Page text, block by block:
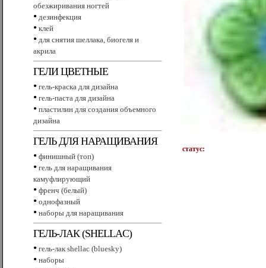
обезжиривания ногтей
• дезинфекция
• клей
• для снятия шеллака, биогеля и
акрила
ГЕЛИ ЦВЕТНЫЕ
• гель-краска для дизайна
• гель-паста для дизайна
• пластилин для создания объемного
дизайна
ГЕЛЬ ДЛЯ НАРАЩИВАНИЯ
• финишный (топ)
• гель для наращивания
камуфлирующий
• френч (белый)
• однофазный
• наборы для наращивания
ГЕЛЬ-ЛАК (SHELLAC)
• гель-лак shellac (bluesky)
• наборы
статус: